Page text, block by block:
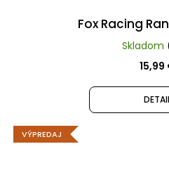
Fox Racing
Skladom
15,99
VÝPREDAJ